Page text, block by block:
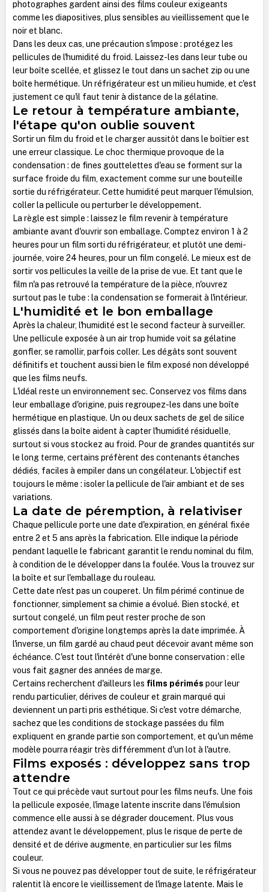
photographes gardent ainsi des films couleur exigeants
comme les diapositives, plus sensibles au vieillissement que le
noir et blanc.
Dans les deux cas, une précaution s'impose : protégez les
pellicules de l'humidité du froid. Laissez-les dans leur tube ou
leur boîte scellée, et glissez le tout dans un sachet zip ou une
boîte hermétique. Un réfrigérateur est un milieu humide, et c'est
justement ce qu'il faut tenir à distance de la gélatine.
Le retour à température ambiante,
l'étape qu'on oublie souvent
Sortir un film du froid et le charger aussitôt dans le boîtier est
une erreur classique. Le choc thermique provoque de la
condensation : de fines gouttelettes d'eau se forment sur la
surface froide du film, exactement comme sur une bouteille
sortie du réfrigérateur. Cette humidité peut marquer l'émulsion,
coller la pellicule ou perturber le développement.
La règle est simple : laissez le film revenir à température
ambiante avant d'ouvrir son emballage. Comptez environ 1 à 2
heures pour un film sorti du réfrigérateur, et plutôt une demi-
journée, voire 24 heures, pour un film congelé. Le mieux est de
sortir vos pellicules la veille de la prise de vue. Et tant que le
film n'a pas retrouvé la température de la pièce, n'ouvrez
surtout pas le tube : la condensation se formerait à l'intérieur.
L'humidité et le bon emballage
Après la chaleur, l'humidité est le second facteur à surveiller.
Une pellicule exposée à un air trop humide voit sa gélatine
gonfler, se ramollir, parfois coller. Les dégâts sont souvent
définitifs et touchent aussi bien le film exposé non développé
que les films neufs.
L'idéal reste un environnement sec. Conservez vos films dans
leur emballage d'origine, puis regroupez-les dans une boîte
hermétique en plastique. Un ou deux sachets de gel de silice
glissés dans la boîte aident à capter l'humidité résiduelle,
surtout si vous stockez au froid. Pour de grandes quantités sur
le long terme, certains préfèrent des contenants étanches
dédiés, faciles à empiler dans un congélateur. L'objectif est
toujours le même : isoler la pellicule de l'air ambiant et de ses
variations.
La date de péremption, à relativiser
Chaque pellicule porte une date d'expiration, en général fixée
entre 2 et 5 ans après la fabrication. Elle indique la période
pendant laquelle le fabricant garantit le rendu nominal du film,
à condition de le développer dans la foulée. Vous la trouvez sur
la boîte et sur l'emballage du rouleau.
Cette date n'est pas un couperet. Un film périmé continue de
fonctionner, simplement sa chimie a évolué. Bien stocké, et
surtout congelé, un film peut rester proche de son
comportement d'origine longtemps après la date imprimée. À
l'inverse, un film gardé au chaud peut décevoir avant même son
échéance. C'est tout l'intérêt d'une bonne conservation : elle
vous fait gagner des années de marge.
Certains recherchent d'ailleurs les films périmés pour leur
rendu particulier, dérives de couleur et grain marqué qui
deviennent un parti pris esthétique. Si c'est votre démarche,
sachez que les conditions de stockage passées du film
expliquent en grande partie son comportement, et qu'un même
modèle pourra réagir très différemment d'un lot à l'autre.
Films exposés : développez sans trop
attendre
Tout ce qui précède vaut surtout pour les films neufs. Une fois
la pellicule exposée, l'image latente inscrite dans l'émulsion
commence elle aussi à se dégrader doucement. Plus vous
attendez avant le développement, plus le risque de perte de
densité et de dérive augmente, en particulier sur les films
couleur.
Si vous ne pouvez pas développer tout de suite, le réfrigérateur
ralentit là encore le vieillissement de l'image latente. Mais le